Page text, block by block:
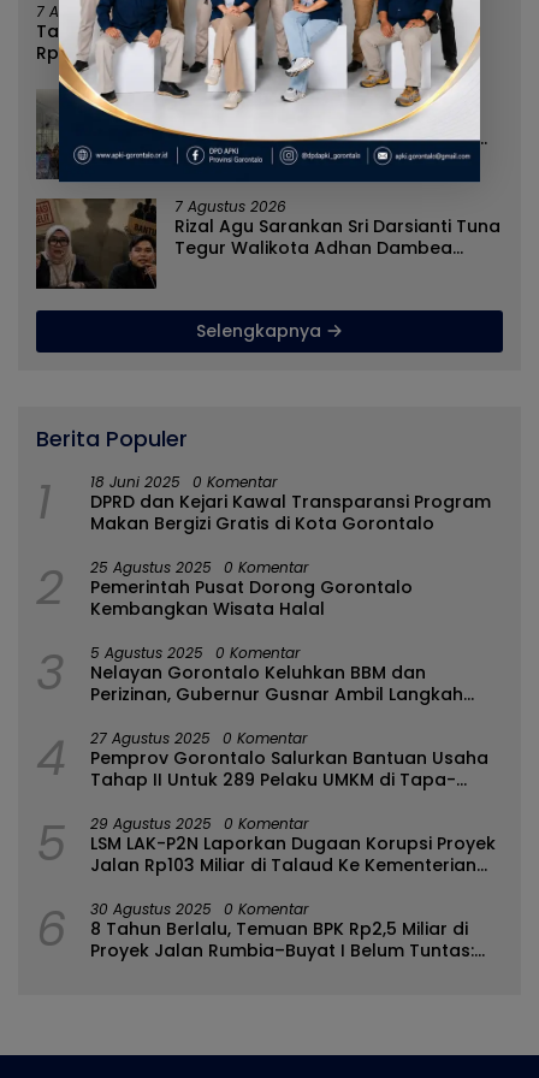
7 Agustus 2026
Tanpa Kehadiran Wali Kota, Pemprov Salurkan
Rp987 Juta Kepada 395 Pelaku UMKM Kota
Gorontalo
7 Agustus 2026
Cegah Penyebaran Paham IRET,
Satgaswil Gorontalo Edukasi Guru
dan Pelajar SMAN 1 Kabila
7 Agustus 2026
Rizal Agu Sarankan Sri Darsianti Tuna
Tegur Walikota Adhan Dambea
Selengkapnya
Berita Populer
1 18 Juni 2025 0 Komentar
DPRD dan Kejari Kawal Transparansi Program
Makan Bergizi Gratis di Kota Gorontalo
2 25 Agustus 2025 0 Komentar
Pemerintah Pusat Dorong Gorontalo
Kembangkan Wisata Halal
3 5 Agustus 2025 0 Komentar
Nelayan Gorontalo Keluhkan BBM dan
Perizinan, Gubernur Gusnar Ambil Langkah
4 27 Agustus 2025 0 Komentar
Pemprov Gorontalo Salurkan Bantuan Usaha
Tahap II Untuk 289 Pelaku UMKM di Tapa-
5 29 Agustus 2025 0 Komentar
LSM LAK-P2N Laporkan Dugaan Korupsi Proyek
Jalan Rp103 Miliar di Talaud Ke Kementerian
6 30 Agustus 2025 0 Komentar
8 Tahun Berlalu, Temuan BPK Rp2,5 Miliar di
Proyek Jalan Rumbia–Buyat I Belum Tuntas: